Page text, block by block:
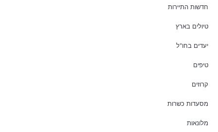
חדשות התיירות
טיולים בארץ
יעדים בחו"ל
טיפים
קרוזים
מסעדות כשרות
מלונאות